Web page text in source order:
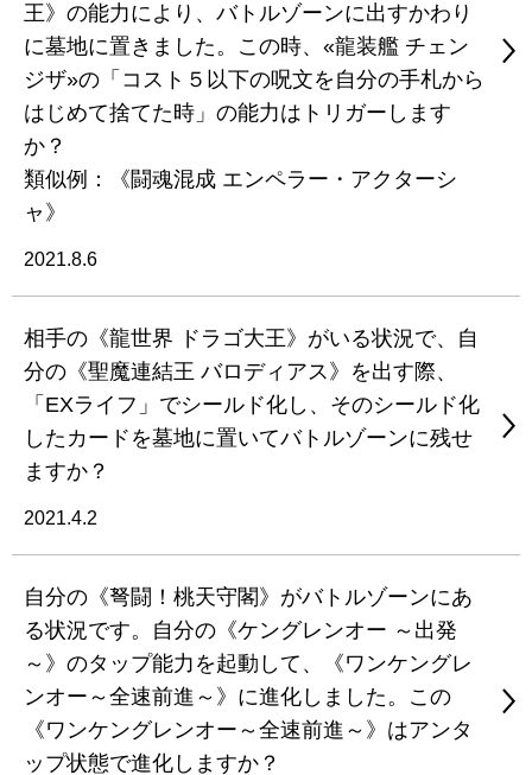
王》の能力により、バトルゾーンに出すかわり
に墓地に置きました。この時、«龍装艦 チェン
ジザ»の「コスト５以下の呪文を自分の手札から
はじめて捨てた時」の能力はトリガーします
か？
類似例：《闘魂混成 エンペラー・アクターシ
ャ》
2021.8.6
相手の《龍世界 ドラゴ大王》がいる状況で、自
分の《聖魔連結王 バロディアス》を出す際、
「EXライフ」でシールド化し、そのシールド化
したカードを墓地に置いてバトルゾーンに残せ
ますか？
2021.4.2
自分の《弩闘！桃天守閣》がバトルゾーンにあ
る状況です。自分の《ケングレンオー ～出発
～》のタップ能力を起動して、《ワンケングレ
ンオー～全速前進～》に進化しました。この
《ワンケングレンオー～全速前進～》はアンタ
ップ状態で進化しますか？